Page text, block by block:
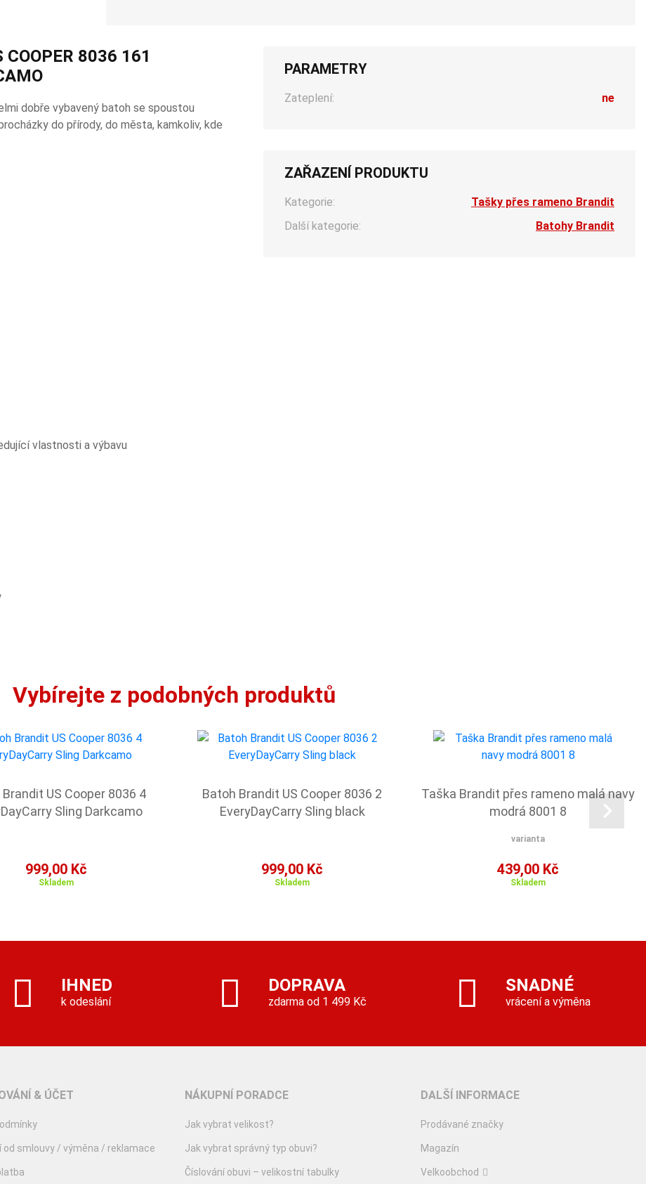
COOPER 8036 161
dobře vybavený batoh se spoustou
do přírody, do města, kamkoliv, kde
vlastnosti a výbavu
PARAMETRY
Zateplení: ne
ZAŘAZENÍ PRODUKTU
Kategorie:
Tašky přes rameno Brandit
Další kategorie:
Batohy Brandit
Vybírejte z podobných produktů
US Cooper 8036 4
Sling Darkcamo
999,00 Kč
Skladem
Batoh Brandit US Cooper 8036 2
EveryDayCarry Sling black
999,00 Kč
Skladem
Taška Brandit přes rameno malá navy
modrá 8001 8
varianta
439,00 Kč
Skladem
IHNED
k odeslání
DOPRAVA
zdarma od 1 499 Kč
SNADNÉ
vrácení a výměna
& ÚČET
od smlouvy / výměna / reklamace
NÁKUPNÍ PORADCE
Jak vybrat velikost?
Jak vybrat správný typ obuvi?
Číslování obuvi – velikostní tabulky
DALŠÍ INFORMACE
Prodávané značky
Magazín
Velkoobchod